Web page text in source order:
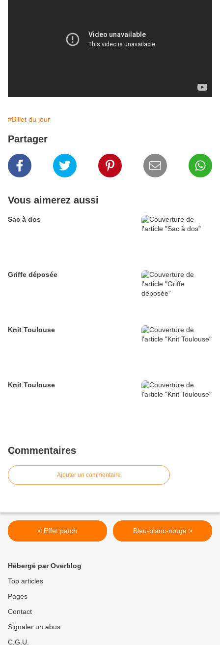
#Billet du jour
Partager
Vous aimerez aussi
Sac à dos
Griffe déposée
Knit Toulouse
Knit Toulouse
Commentaires
Ajouter un commentaire
< Effet patch Bleu-blanc-rouge >
Hébergé par Overblog
Top articles
Pages
Contact
Signaler un abus
C.G.U.